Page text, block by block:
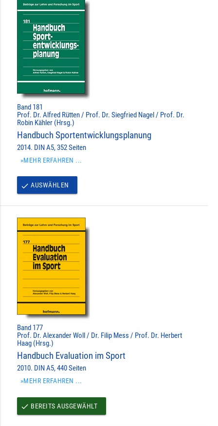
Band 181
Prof. Dr. Alfred Rütten / Prof. Dr. Siegfried Nagel / Prof. Dr.
Robin Kähler (Hrsg.)
Handbuch Sportentwicklungsplanung
2014. DIN A5, 352 Seiten
»MEHR ERFAHREN ...
done AUSWÄHLEN
Band 177
Prof. Dr. Alexander Woll / Dr. Filip Mess / Prof. Dr. Herbert
Haag (Hrsg.)
Handbuch Evaluation im Sport
2010. DIN A5, 440 Seiten
»MEHR ERFAHREN ...
done BEREITS AUSGEWÄHLT